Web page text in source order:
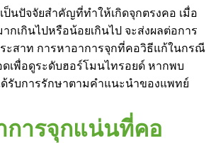
นปัจจัยสำคัญที่ทำให้เกิดจุกตรงคอ เมื่อ
กเกินไปหรือน้อยเกินไป จะส่งผลต่อการ
ะสาท การหาอาการจุกที่คอวิธีแก้ในกรณี
ดเพื่อดูระดับฮอร์โมนไทรอยด์ หากพบ
รับการรักษาตามคำแนะนำของแพทย์
การจุกแน่นที่คอ